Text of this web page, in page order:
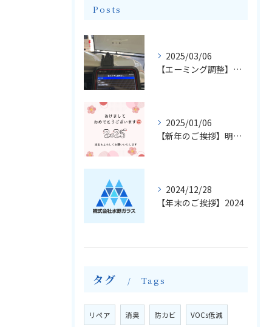
Posts
2025/03/06
【エーミング調整】輸入車のフロントガラス交換とエーミングについて
2025/01/06
【新年のご挨拶】明けましておめでとうございます
2024/12/28
【年末のご挨拶】2024
タグ Tags
リペア 消臭 防カビ VOCs低減